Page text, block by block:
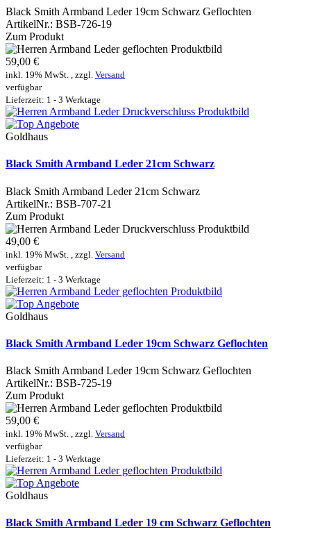
Black Smith Armband Leder 19cm Schwarz Geflochten
ArtikelNr.: BSB-726-19
Zum Produkt
59,00 €
inkl. 19% MwSt. , zzgl. Versand
verfügbar
Lieferzeit: 1 - 3 Werktage
Goldhaus
Black Smith Armband Leder 21cm Schwarz
Black Smith Armband Leder 21cm Schwarz
ArtikelNr.: BSB-707-21
Zum Produkt
49,00 €
inkl. 19% MwSt. , zzgl. Versand
verfügbar
Lieferzeit: 1 - 3 Werktage
Goldhaus
Black Smith Armband Leder 19cm Schwarz Geflochten
Black Smith Armband Leder 19cm Schwarz Geflochten
ArtikelNr.: BSB-725-19
Zum Produkt
59,00 €
inkl. 19% MwSt. , zzgl. Versand
verfügbar
Lieferzeit: 1 - 3 Werktage
Goldhaus
Black Smith Armband Leder 19 cm Schwarz Geflochten